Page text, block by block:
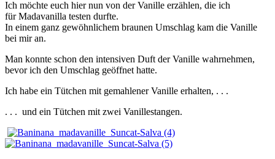
Ich möchte euch hier nun von der Vanille erzählen, die ich
für Madavanilla testen durfte.
In einem ganz gewöhnlichem braunen Umschlag kam die Vanille
bei mir an.
Man konnte schon den intensiven Duft der Vanille wahrnehmen,
bevor ich den Umschlag geöffnet hatte.
Ich habe ein Tütchen mit gemahlener Vanille erhalten, . . .
. . . und ein Tütchen mit zwei Vanillestangen.